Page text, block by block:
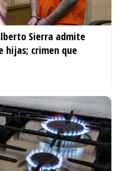
Sierra admite
hijas; crimen que